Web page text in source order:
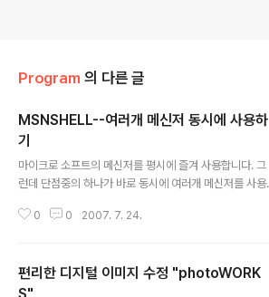
Program 의 다른 글
MSNSHELL--여러개 메신저 동시에 사용하
기
마이크로 소프트의 메신저를 평시에 즐겨 사용합니다. 그
런데 단점중의 하나가 바로 동시에 여러개 메신저를 사용
가 있는데 메신저를 여러개 동시에 사용 할 수 있을 뿐만아
능하며 그리고 화면 캡처 기능도 됩니다. 이 프로그램은 완
전 무료 소프트 웨어입니다. 저가 몇년동안 사용해보았는
0 0 2007. 7. 24.
편리한 디지털 이미지 수정 "photoWORK